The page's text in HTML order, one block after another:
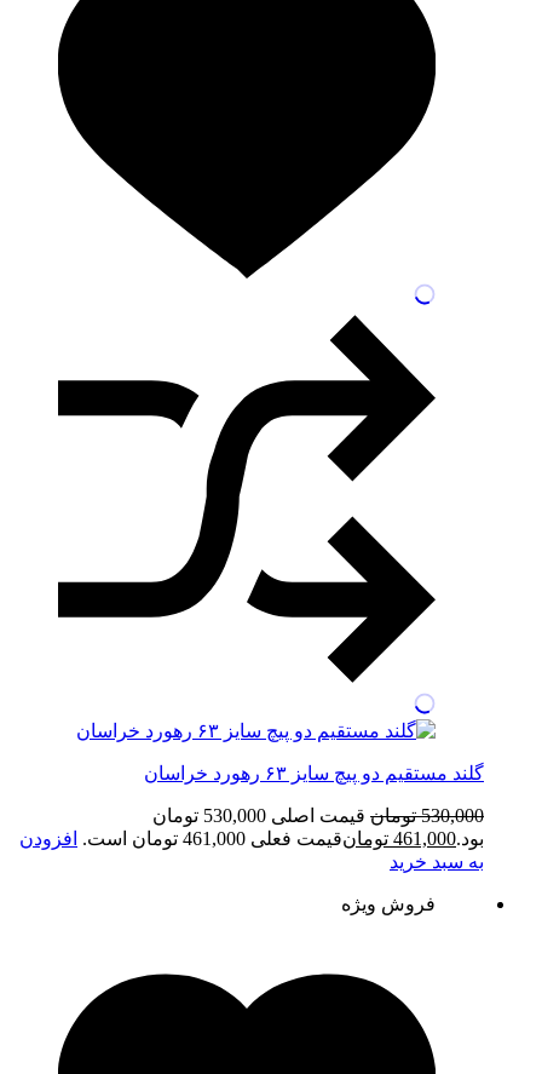
گلند مستقیم دو پیچ سایز ۶۳ رهورد خراسان
530,000 تومان
قیمت اصلی 530,000 تومان
بود.461,000 تومانقیمت فعلی 461,000 تومان است.
افزودن
به سبد خرید
فروش ویژه